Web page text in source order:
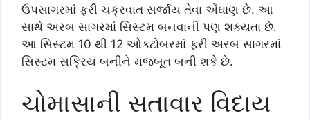
ઉપસાગરમાં ફરી ચક્રવાત સર્જાય તેવા એંઘાણ છે. આ
સાથે અરબ સાગરમાં સિસ્ટમ બનવાની પણ શક્યતા છે.
આ સિસ્ટમ 10 થી 12 ઓક્ટોબરમાં ફરી અરબ સાગરમાં
સિસ્ટમ સક્રિય બનીને મજબૂત બની શકે છે.
ચોમાસાની સતાવાર વિદાય